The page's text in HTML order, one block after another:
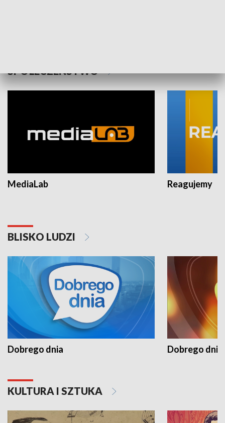
SPOŁECZEŃSTWO
MediaLab Reagujemy
BLISKO LUDZI
Dobrego dnia Dobrego dnia
KULTURA I SZTUKA